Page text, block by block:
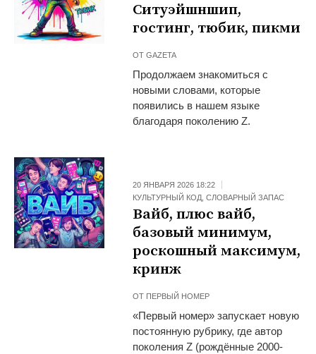
Ситуэйшншип,
гостинг, тюбик, пикми
ОТGAZETA
Продолжаем знакомиться с
новыми словами, которые
появились в нашем языке
благодаря поколению Z.
20 ЯНВАРЯ 2026 18:22
КУЛЬТУРНЫЙ КОД,СЛОВАРНЫЙ ЗАПАС
Вайб, плюс вайб,
базовый минимум,
роскошный максимум,
кринж
ОТ ПЕРВЫЙ НОМЕР
«Первый номер» запускает новую
постоянную рубрику, где автор
поколения Z (рождённые 2000-